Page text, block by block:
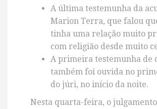
A última testemunha da
Marion Terra, que falou
tinha uma relação muito
com religião desde muito
A primeira testemunha de
também foi ouvida no
do júri, no início da noite.
Nesta quarta-feira, o